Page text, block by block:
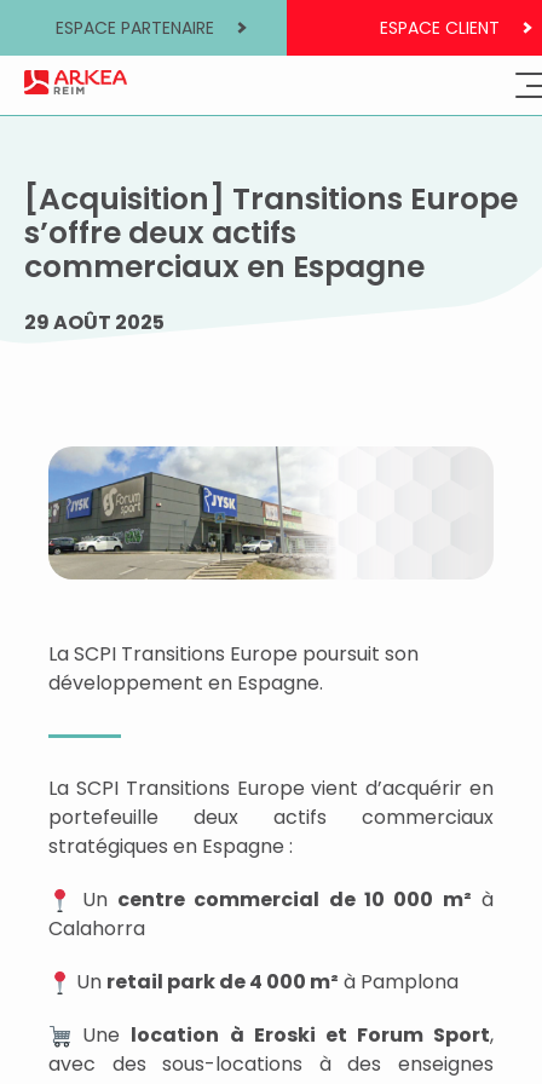
ESPACE PARTENAIRE ESPACE CLIENT
[Acquisition] Transitions Europe
s’offre deux actifs
commerciaux en Espagne
29 AOÛT 2025
La SCPI Transitions Europe poursuit son
développement en Espagne.
La SCPI Transitions Europe vient d’acquérir en
portefeuille deux actifs commerciaux
stratégiques en Espagne :
Un centre commercial de 10 000 m² à
Calahorra
Un retail park de 4 000 m² à Pamplona
Une location à Eroski et Forum Sport,
avec des sous-locations à des enseignes